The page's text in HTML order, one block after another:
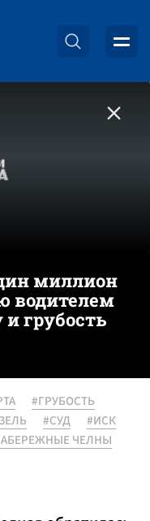
миллион
водителем
грубость
#ГРУБОСТЬ
#СУД
#ИСК
ЧЕЛНЫ